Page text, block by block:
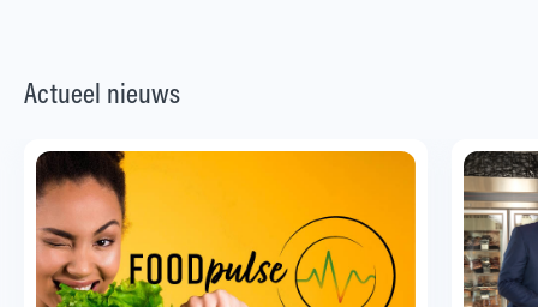
Actueel nieuws